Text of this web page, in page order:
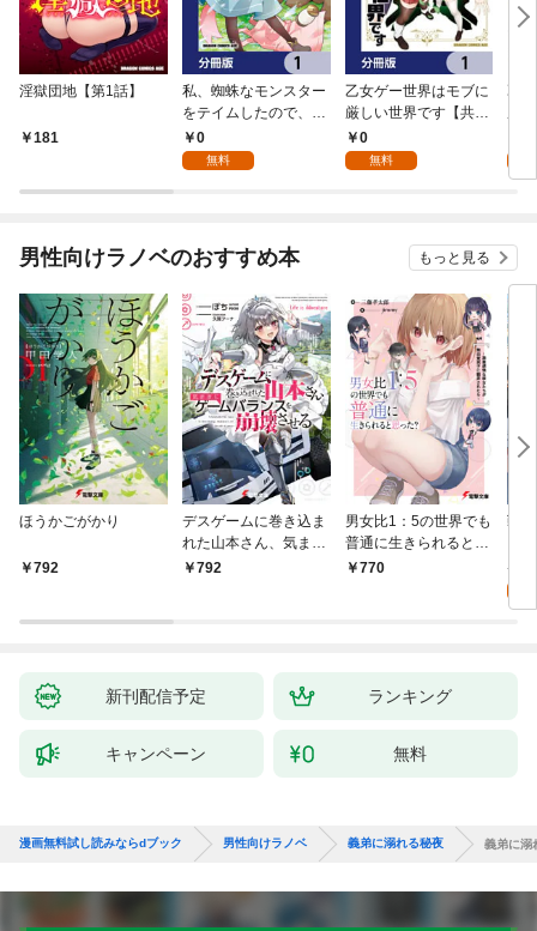
淫獄団地【第1話】
181
私、蜘蛛なモンスター
をテイムしたので、ス
パイダーシルクで裁縫
を頑張ります！【分冊
0
無料
乙女ゲー世界はモブに
厳しい世界です【共和
国編】【分冊版】 1
0
無料
乙
男性向けラノベのおすすめ本 もっと見る
ほうかごがかり
792
デスゲームに巻き込ま
れた山本さん、気まま
にゲームバランスを崩
792
男女比1：5の世界でも
普通に生きられると思
った？ ～激重感情な
770
戦
特
新刊配信予定 ランキング
キャンペーン 無料
漫画無料試し読みならdブック 男性向けラノベ 義弟に溺れる秘夜 義弟に溺